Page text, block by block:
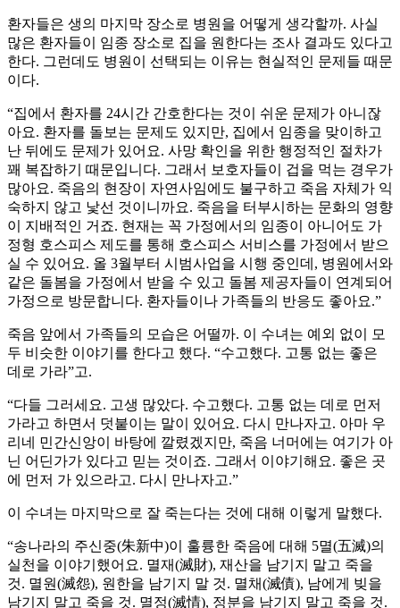
환자들은 생의 마지막 장소로 병원을 어떻게 생각할까. 사실
많은 환자들이 임종 장소로 집을 원한다는 조사 결과도 있다고
한다. 그런데도 병원이 선택되는 이유는 현실적인 문제들 때문
이다.
“집에서 환자를 24시간 간호한다는 것이 쉬운 문제가 아니잖
아요. 환자를 돌보는 문제도 있지만, 집에서 임종을 맞이하고
난 뒤에도 문제가 있어요. 사망 확인을 위한 행정적인 절차가
꽤 복잡하기 때문입니다. 그래서 보호자들이 겁을 먹는 경우가
많아요. 죽음의 현장이 자연사임에도 불구하고 죽음 자체가 익
숙하지 않고 낯선 것이니까요. 죽음을 터부시하는 문화의 영향
이 지배적인 거죠. 현재는 꼭 가정에서의 임종이 아니어도 가
정형 호스피스 제도를 통해 호스피스 서비스를 가정에서 받으
실 수 있어요. 올 3월부터 시범사업을 시행 중인데, 병원에서와
같은 돌봄을 가정에서 받을 수 있고 돌봄 제공자들이 연계되어
가정으로 방문합니다. 환자들이나 가족들의 반응도 좋아요.”
죽음 앞에서 가족들의 모습은 어떨까. 이 수녀는 예외 없이 모
두 비슷한 이야기를 한다고 했다. “수고했다. 고통 없는 좋은
데로 가라”고.
“다들 그러세요. 고생 많았다. 수고했다. 고통 없는 데로 먼저
가라고 하면서 덧붙이는 말이 있어요. 다시 만나자고. 아마 우
리네 민간신앙이 바탕에 깔렸겠지만, 죽음 너머에는 여기가 아
닌 어딘가가 있다고 믿는 것이죠. 그래서 이야기해요. 좋은 곳
에 먼저 가 있으라고. 다시 만나자고.”
이 수녀는 마지막으로 잘 죽는다는 것에 대해 이렇게 말했다.
“송나라의 주신중(朱新中)이 훌륭한 죽음에 대해 5멸(五滅)의
실천을 이야기했어요. 멸재(滅財), 재산을 남기지 말고 죽을
것. 멸원(滅怨), 원한을 남기지 말 것. 멸채(滅債), 남에게 빚을
남기지 말고 죽을 것. 멸정(滅情), 정분을 남기지 말고 죽을 것.